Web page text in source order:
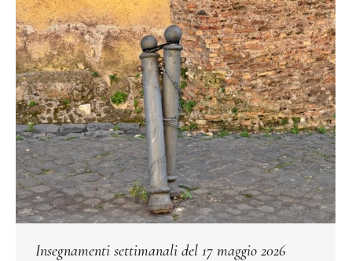
Insegnamenti settimanali del 17 maggio 2026